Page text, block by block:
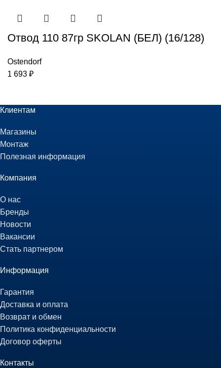
Отвод 110 87гр SKOLAN (БЕЛ) (16/128)
Ostendorf
1 693 ₽
Клиентам
Магазины
Монтаж
Полезная информация
Компания
О нас
Бренды
Новости
Вакансии
Стать партнером
Информация
Гарантия
Доставка и оплата
Возврат и обмен
Политика конфиденциальности
Договор оферты
Контакты